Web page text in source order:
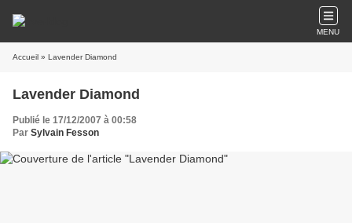
MENU
Accueil » Lavender Diamond
Lavender Diamond
Publié le 17/12/2007 à 00:58
Par Sylvain Fesson